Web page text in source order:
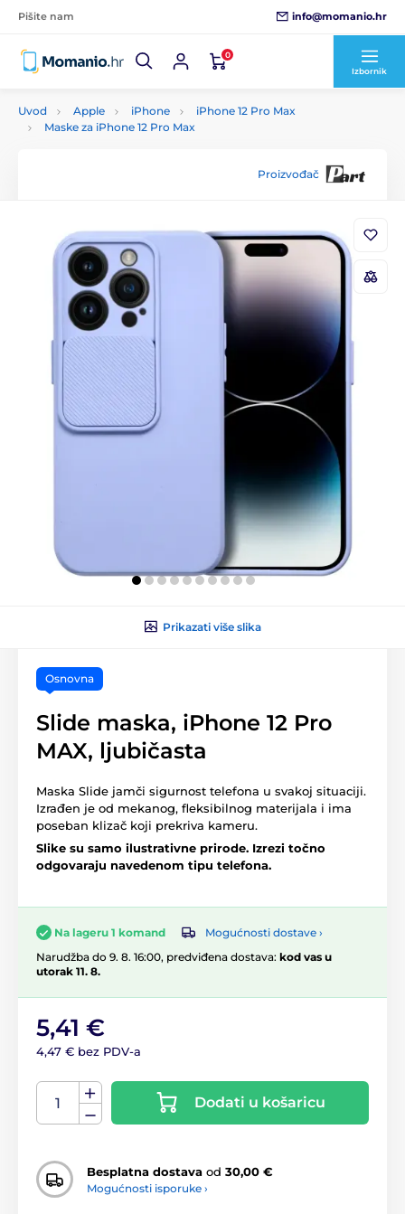
Pišite nam info@momanio.hr
0
Izbornik
Uvod Apple iPhone
iPhone 12 Pro Max
Maske za iPhone 12 Pro Max
Proizvođač
Prikazati više slika
Osnovna
Slide maska, iPhone 12 Pro
MAX, ljubičasta
Maska Slide jamči sigurnost telefona u svakoj situaciji.
Izrađen je od mekanog, fleksibilnog materijala i ima
poseban klizač koji prekriva kameru.
Slike su samo ilustrativne prirode. Izrezi točno
odgovaraju navedenom tipu telefona.
Na lageru 1 komand
Mogućnosti dostave ›
Narudžba do 9. 8. 16:00, predviđena dostava: kod vas u
utorak 11. 8.
5,41 €
4,47 € bez PDV-a
Dodati u košaricu
Besplatna dostava od 30,00 €
Mogućnosti isporuke ›